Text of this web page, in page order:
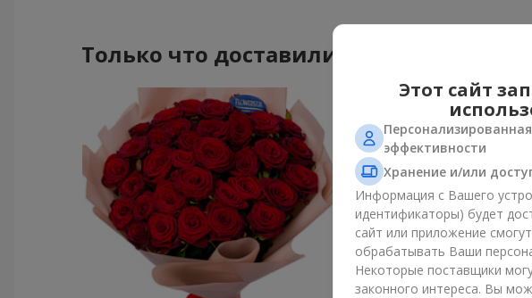
Только что доставили
Этот сайт
эффективности
Хранение и/или
Информация с Вашего
идентификаторы) будет
сайт или приложение
обрабатывать Ваши
Некоторые поставщики
законного интереса. Вы